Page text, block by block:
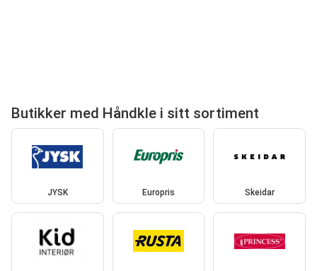
Butikker med Håndkle i sitt sortiment
JYSK Europris Skeidar